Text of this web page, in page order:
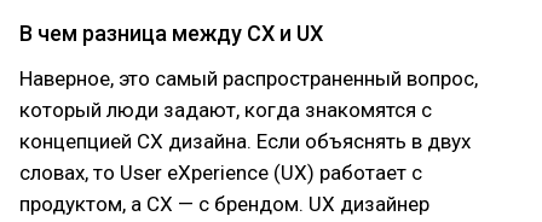
В чем разница между CX и UX
Наверное, это самый распространенный вопрос,
который люди задают, когда знакомятся с
концепцией CX дизайна. Если объяснять в двух
словах, то User eXperience (UX) работает с
продуктом, а CX — с брендом. UX дизайнер